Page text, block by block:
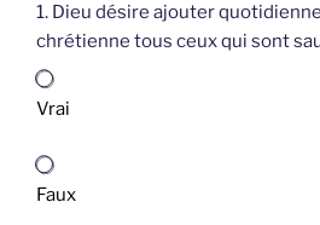
1. Dieu désire ajouter
chrétienne tous ceux qui sont
Vrai
Faux